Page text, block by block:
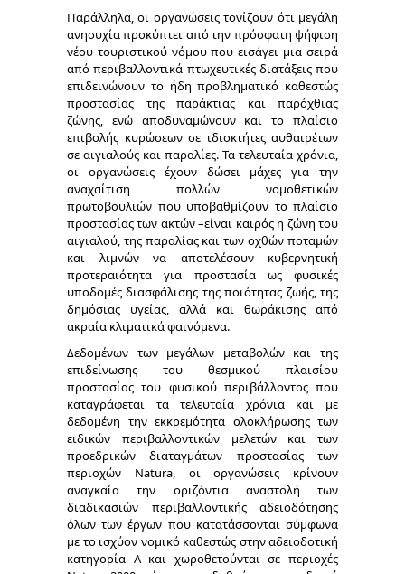
Παράλληλα, οι οργανώσεις τονίζουν ότι μεγάλη
ανησυχία προκύπτει από την πρόσφατη ψήφιση
νέου τουριστικού νόμου που εισάγει μια σειρά
από περιβαλλοντικά πτωχευτικές διατάξεις που
επιδεινώνουν το ήδη προβληματικό καθεστώς
προστασίας της παράκτιας και παρόχθιας
ζώνης, ενώ αποδυναμώνουν και το πλαίσιο
επιβολής κυρώσεων σε ιδιοκτήτες αυθαιρέτων
σε αιγιαλούς και παραλίες. Τα τελευταία χρόνια,
οι οργανώσεις έχουν δώσει μάχες για την
αναχαίτιση πολλών νομοθετικών
πρωτοβουλιών που υποβαθμίζουν το πλαίσιο
προστασίας των ακτών –είναι καιρός η ζώνη του
αιγιαλού, της παραλίας και των οχθών ποταμών
και λιμνών να αποτελέσουν κυβερνητική
προτεραιότητα για προστασία ως φυσικές
υποδομές διασφάλισης της ποιότητας ζωής, της
δημόσιας υγείας, αλλά και θωράκισης από
ακραία κλιματικά φαινόμενα.
Δεδομένων των μεγάλων μεταβολών και της
επιδείνωσης του θεσμικού πλαισίου
προστασίας του φυσικού περιβάλλοντος που
καταγράφεται τα τελευταία χρόνια και με
δεδομένη την εκκρεμότητα ολοκλήρωσης των
ειδικών περιβαλλοντικών μελετών και των
προεδρικών διαταγμάτων προστασίας των
περιοχών Natura, οι οργανώσεις κρίνουν
αναγκαία την οριζόντια αναστολή των
διαδικασιών περιβαλλοντικής αδειοδότησης
όλων των έργων που κατατάσσονται σύμφωνα
με το ισχύον νομικό καθεστώς στην αδειοδοτική
κατηγορία Α και χωροθετούνται σε περιοχές